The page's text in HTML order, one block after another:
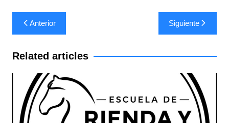
Navegación
de
entradas
Anterior Siguiente
Related articles